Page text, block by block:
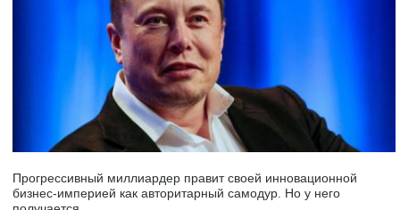
Прогрессивный миллиардер правит своей инновационной
бизнес-империей как авторитарный самодур. Но у него